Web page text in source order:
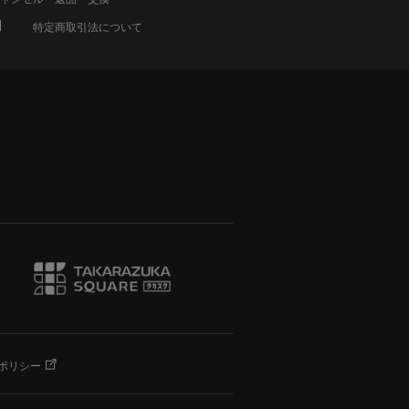
特定商取引法について
リシー